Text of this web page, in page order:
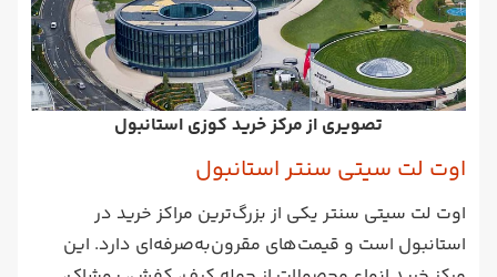
تصویری از مرکز خرید کوزی استانبول
اوت لت سیتی سنتر استانبول
اوت لت سیتی سنتر یکی از بزرگ‌ترین مراکز خرید در
استانبول است و قیمت‌های مقرون‌به‌صرفه‌‌ای دارد. این